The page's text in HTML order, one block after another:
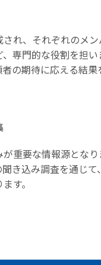
れ、それぞれのメ
専門的な役割を担
の期待に応える結果
重要な情報源とな
き込み調査を通じ
す。